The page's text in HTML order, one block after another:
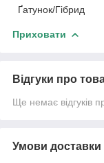
Ґатунок/Гібрид
Приховати
Відгуки про
Ще немає відгуків
Умови доставки